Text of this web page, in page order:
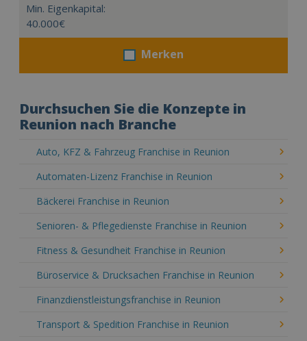
Min. Eigenkapital:
40.000€
Merken
Durchsuchen Sie die Konzepte in
Reunion nach Branche
Auto, KFZ & Fahrzeug Franchise in Reunion
Automaten-Lizenz Franchise in Reunion
Bäckerei Franchise in Reunion
Senioren- & Pflegedienste Franchise in Reunion
Fitness & Gesundheit Franchise in Reunion
Büroservice & Drucksachen Franchise in Reunion
Finanzdienstleistungsfranchise in Reunion
Transport & Spedition Franchise in Reunion